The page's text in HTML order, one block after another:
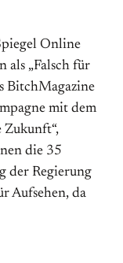
Online
als „Falsch für
BitchMagazine
mit dem
Zukunft“,
die 35
der Regierung
Aufsehen, da